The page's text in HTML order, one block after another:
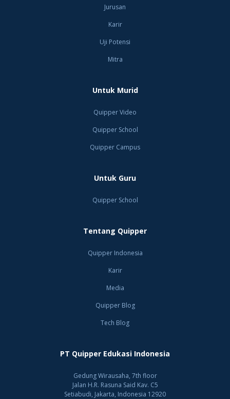
Jurusan
Karir
Uji Potensi
Mitra
Untuk Murid
Quipper Video
Quipper School
Quipper Campus
Untuk Guru
Quipper School
Tentang Quipper
Quipper Indonesia
Karir
Media
Quipper Blog
Tech Blog
PT Quipper Edukasi Indonesia
Gedung Wirausaha, 7th floor
Jalan H.R. Rasuna Said Kav. C5
Setiabudi, Jakarta, Indonesia 12920